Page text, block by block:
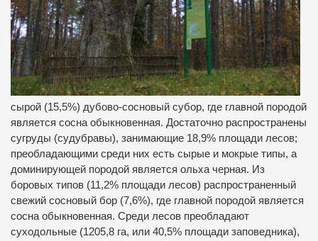
сырой (15,5%) дубово-сосновый субор, где главной породой
является сосна обыкновенная. Достаточно распространены
сугруды (судубравы), занимающие 18,9% площади лесов;
преобладающими среди них есть сырые и мокрые типы, а
доминирующей породой является ольха черная. Из
боровых типов (11,2% площади лесов) распространенный
свежий сосновый бор (7,6%), где главной породой является
сосна обыкновенная. Среди лесов преобладают
суходольные (1205,8 га, или 40,5% площади заповедника),